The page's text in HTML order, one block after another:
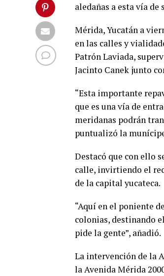
aledañas a esta vía
Mérida, Yucatán a
en las calles y
Patrón Laviada,
Jacinto Canek junto
“Esta importante
que es una vía de
meridanas podrán
puntualizó la
Destacó que con ello
calle, invirtiendo el
de la capital yucateca.
“Aquí en el poniente
colonias, destinando
pide la gente”, añadió.
La intervención de la
la Avenida Mérida